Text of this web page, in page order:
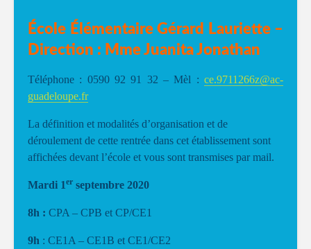
École Élémentaire Gérard Lauriette –
Direction : Mme Juanita Jonathan
Téléphone : 0590 92 91 32 – Mèl : ce.9711266z@ac-
guadeloupe.fr
La définition et modalités d’organisation et de
déroulement de cette rentrée dans cet établissement sont
affichées devant l’école et vous sont transmises par mail.
Mardi 1er septembre 2020
8h : CPA – CPB et CP/CE1
9h : CE1A – CE1B et CE1/CE2